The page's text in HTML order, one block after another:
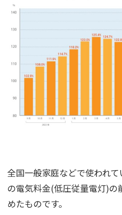
全国一般家庭などで使われ
の電気料金(低圧従量電灯)の
めたものです。